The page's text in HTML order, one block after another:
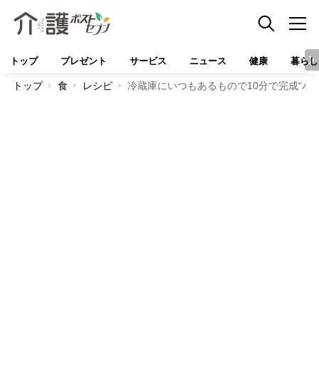
トップ プレゼント サービス ニュース 健康 暮らし
トップ 食 レシピ 冷蔵庫にいつもあるもので10分で完成“パ